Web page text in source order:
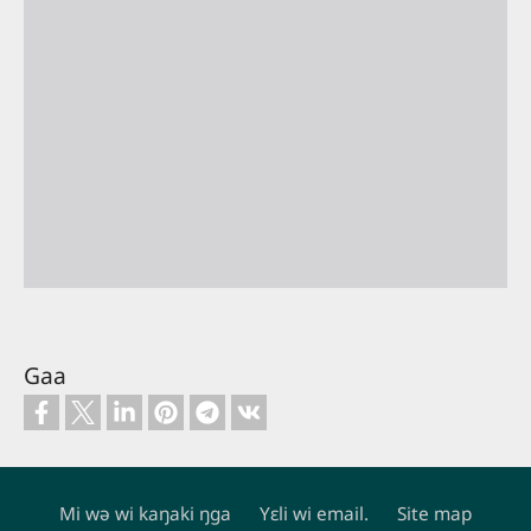
Gaa
Mi wə wi kaŋaki ŋga Yɛli wi email. Site map